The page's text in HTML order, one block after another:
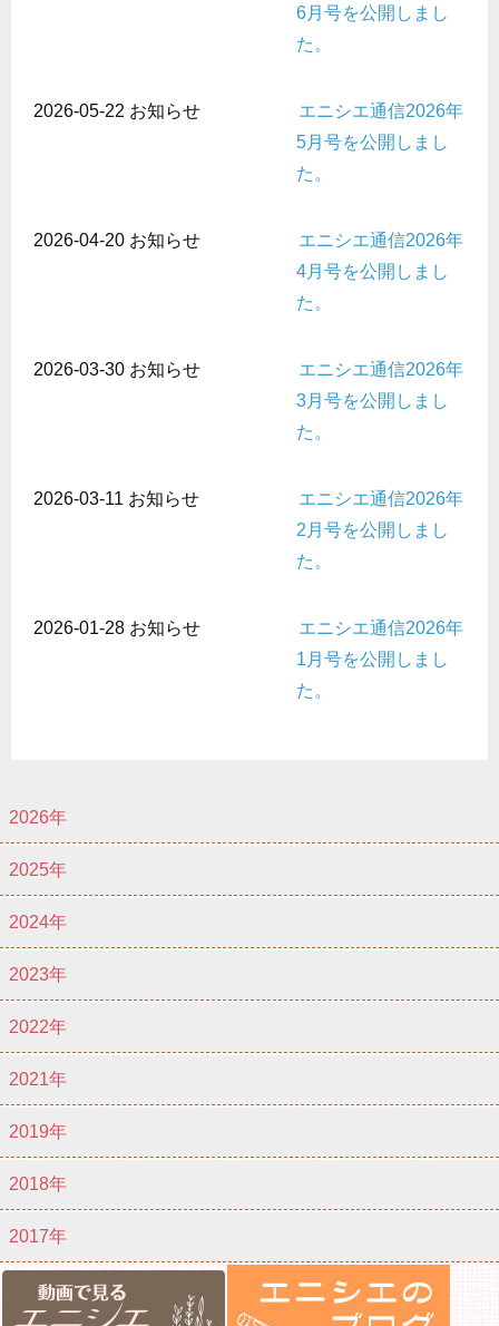
6月号を公開しまし
た。
2026-05-22 お知らせ
エニシエ通信2026年
5月号を公開しまし
た。
2026-04-20 お知らせ
エニシエ通信2026年
4月号を公開しまし
た。
2026-03-30 お知らせ
エニシエ通信2026年
3月号を公開しまし
た。
2026-03-11 お知らせ
エニシエ通信2026年
2月号を公開しまし
た。
2026-01-28 お知らせ
エニシエ通信2026年
1月号を公開しまし
た。
2026年
2025年
2024年
2023年
2022年
2021年
2019年
2018年
2017年